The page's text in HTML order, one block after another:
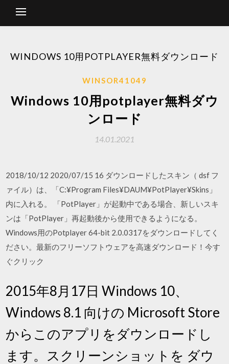
WINDOWS 10用POTPLAYER無料ダウンロード
WINSOR41049
Windows 10用potplayer無料ダウ
ンロード
14.01.2021
2018/10/12 2020/07/15 16 ダウンロードしたスキン（ dsf フ
ァイル）は、「C:¥Program Files¥DAUM¥PotPlayer¥Skins」
内に入れる。 「PotPlayer」が起動中である場合、新しいスキ
ンは「PotPlayer」再起動後から使用できるようになる。
Windows用のPotplayer 64-bit 2.0.0317をダウンロードしてく
ださい。最新のフリーソフトウェアを高速ダウンロード！今す
ぐクリック
2015年8月17日 Windows 10、
Windows 8.1 向けの Microsoft Store
からこのアプリをダウンロードし
ます。スクリーンショットを ダウ